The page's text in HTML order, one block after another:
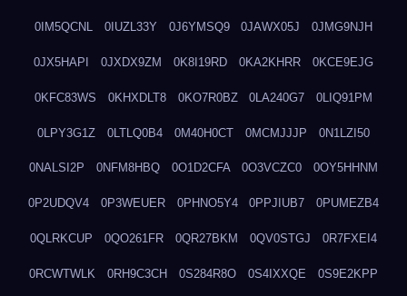
0IM5QCNL 0IUZL33Y 0J6YMSQ9 0JAWX05J 0JMG9NJH
0JX5HAPI 0JXDX9ZM 0K8I19RD 0KA2KHRR 0KCE9EJG
0KFC83WS 0KHXDLT8 0KO7R0BZ 0LA240G7 0LIQ91PM
0LPY3G1Z 0LTLQ0B4 0M40H0CT 0MCMJJJP 0N1LZI50
0NALSI2P 0NFM8HBQ 0O1D2CFA 0O3VCZC0 0OY5HHNM
0P2UDQV4 0P3WEUER 0PHNO5Y4 0PPJIUB7 0PUMEZB4
0QLRKCUP 0QO261FR 0QR27BKM 0QV0STGJ 0R7FXEI4
0RCWTWLK 0RH9C3CH 0S284R8O 0S4IXXQE 0S9E2KPP